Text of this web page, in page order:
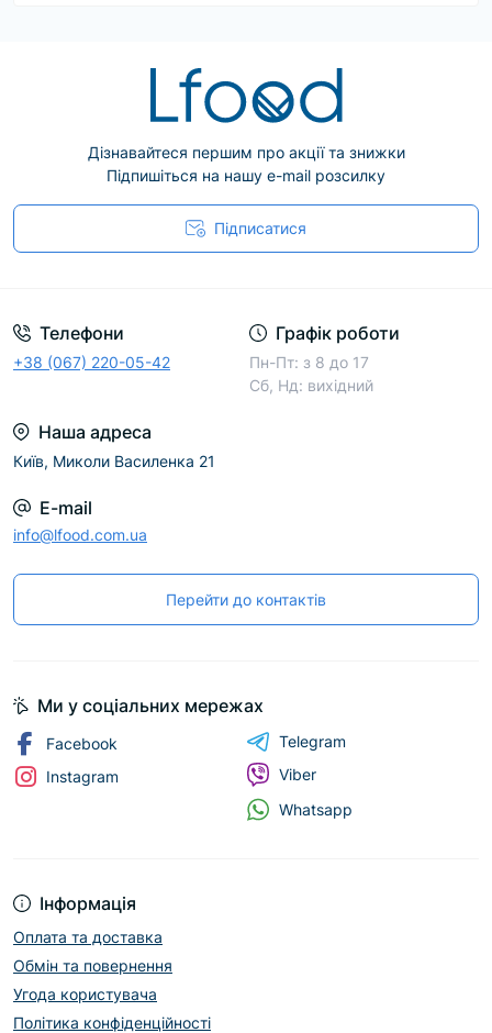
Дізнавайтеся першим про акції та знижки
Підпишіться на нашу e-mail розсилку
Підписатися
Телефони
+38 (067) 220-05-42
Графік роботи
Пн-Пт: з 8 до 17
Сб, Нд: вихідний
Наша адреса
Київ, Миколи Василенка 21
E-mail
info@lfood.com.ua
Перейти до контактів
Інформація
Оплата та доставка
Обмін та повернення
Угода користувача
Політика конфіденційності
Ми у соціальних мережах
Facebook
Instagram
Telegram
Viber
Whatsapp